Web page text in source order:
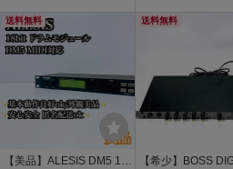
送料無料
【美品】ALESIS DM5 18
送料無料
【希少】BOSS